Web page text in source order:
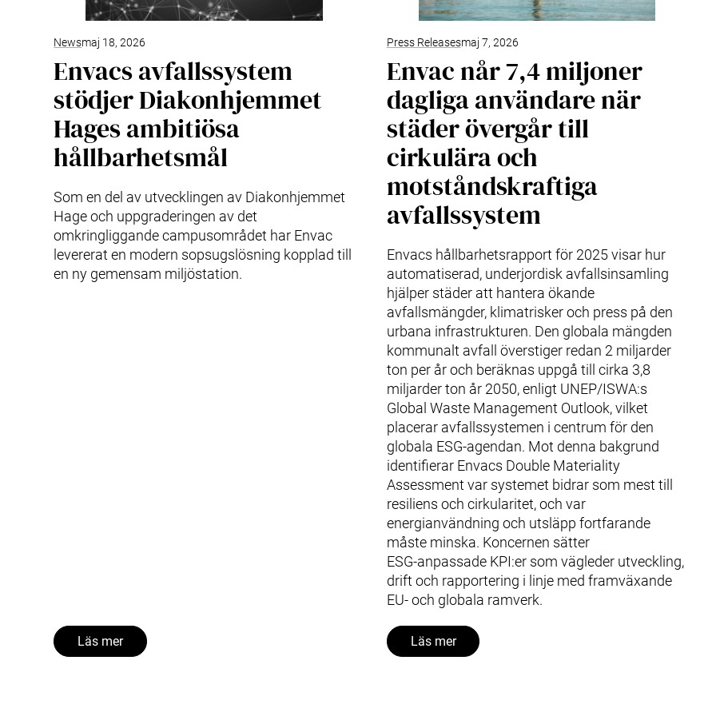
Newsmaj 18, 2026
Envacs avfallssystem
stödjer Diakonhjemmet
Hages ambitiösa
hållbarhetsmål
Som en del av utvecklingen av Diakonhjemmet
Hage och uppgraderingen av det
omkringliggande campusområdet har Envac
levererat en modern sopsugslösning kopplad till
en ny gemensam miljöstation.
Läs mer
Press Releasesmaj 7, 2026
Envac når 7,4 miljoner
dagliga användare när
städer övergår till
cirkulära och
motståndskraftiga
avfallssystem
Envacs hållbarhetsrapport för 2025 visar hur
automatiserad, underjordisk avfallsinsamling
hjälper städer att hantera ökande
avfallsmängder, klimatrisker och press på den
urbana infrastrukturen. Den globala mängden
kommunalt avfall överstiger redan 2 miljarder
ton per år och beräknas uppgå till cirka 3,8
miljarder ton år 2050, enligt UNEP/ISWA:s
Global Waste Management Outlook, vilket
placerar avfallssystemen i centrum för den
globala ESG‑agendan. Mot denna bakgrund
identifierar Envacs Double Materiality
Assessment var systemet bidrar som mest till
resiliens och cirkularitet, och var
energianvändning och utsläpp fortfarande
måste minska. Koncernen sätter
ESG‑anpassade KPI:er som vägleder utveckling,
drift och rapportering i linje med framväxande
EU‑ och globala ramverk.
Läs mer